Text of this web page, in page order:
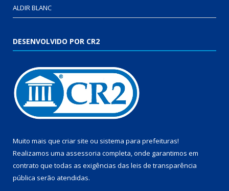
ALDIR BLANC
DESENVOLVIDO POR CR2
Muito mais que criar site ou sistema para prefeituras!
Realizamos uma assessoria completa, onde garantimos em
contrato que todas as exigências das leis de transparência
pública serão atendidas.